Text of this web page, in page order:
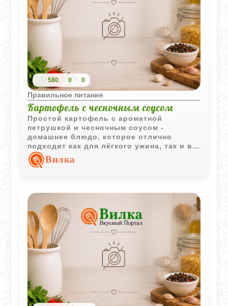
580 0 0
Правильное питание
Картофель с чесночным соусом
Простой картофель с ароматной
петрушкой и чесночным соусом -
домашнее блюдо, которое отлично
подходит как для лёгкого ужина, так и в
качестве гарнира к мясу или рыбе.
Вилка